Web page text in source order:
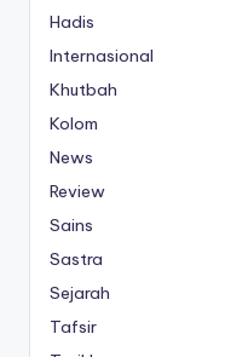
Hadis
Internasional
Khutbah
Kolom
News
Review
Sains
Sastra
Sejarah
Tafsir